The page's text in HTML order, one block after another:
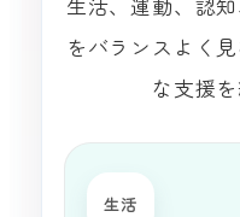
をバランスよく
な支援
生活